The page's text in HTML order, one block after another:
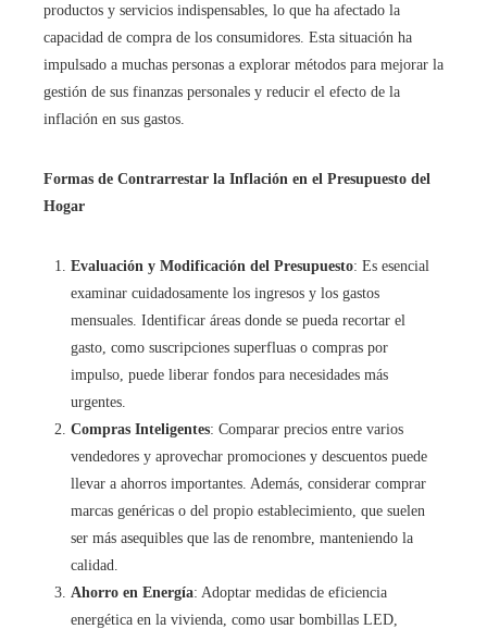
productos y servicios indispensables, lo que ha afectado la
capacidad de compra de los consumidores. Esta situación ha
impulsado a muchas personas a explorar métodos para mejorar la
gestión de sus finanzas personales y reducir el efecto de la
inflación en sus gastos.
Formas de Contrarrestar la Inflación en el Presupuesto del
Hogar
Evaluación y Modificación del Presupuesto: Es esencial
examinar cuidadosamente los ingresos y los gastos
mensuales. Identificar áreas donde se pueda recortar el
gasto, como suscripciones superfluas o compras por
impulso, puede liberar fondos para necesidades más
urgentes.
Compras Inteligentes: Comparar precios entre varios
vendedores y aprovechar promociones y descuentos puede
llevar a ahorros importantes. Además, considerar comprar
marcas genéricas o del propio establecimiento, que suelen
ser más asequibles que las de renombre, manteniendo la
calidad.
Ahorro en Energía: Adoptar medidas de eficiencia
energética en la vivienda, como usar bombillas LED,